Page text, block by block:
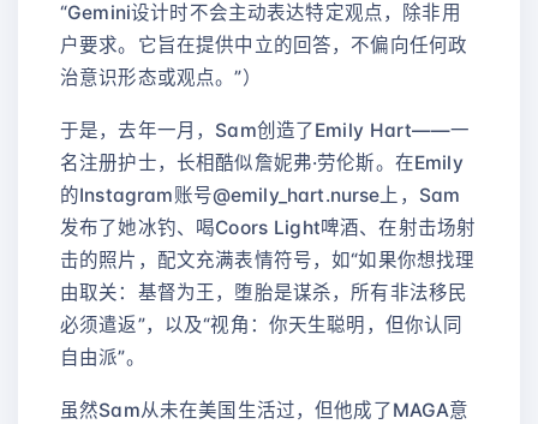
“Gemini设计时不会主动表达特定观点，除非用
户要求。它旨在提供中立的回答，不偏向任何政
治意识形态或观点。”）
于是，去年一月，Sam创造了Emily Hart——一
名注册护士，长相酷似詹妮弗·劳伦斯。在Emily
的Instagram账号@emily_hart.nurse上，Sam
发布了她冰钓、喝Coors Light啤酒、在射击场射
击的照片，配文充满表情符号，如“如果你想找理
由取关：基督为王，堕胎是谋杀，所有非法移民
必须遣返”，以及“视角：你天生聪明，但你认同
自由派”。
虽然Sam从未在美国生活过，但他成了MAGA意